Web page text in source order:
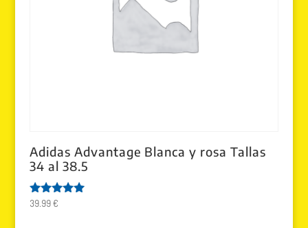
Adidas Advantage Blanca y rosa Tallas
34 al 38.5
Valorado
39.99€